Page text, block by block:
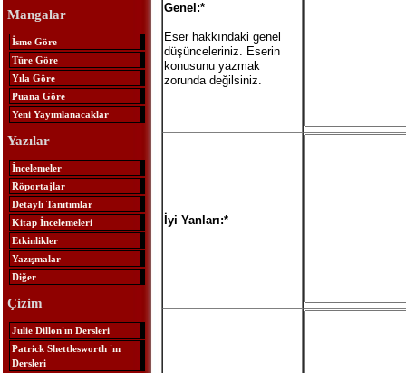
Mangalar
İsme Göre
Türe Göre
Yıla Göre
Puana Göre
Yeni Yayımlanacaklar
Yazılar
İncelemeler
Röportajlar
Detaylı Tanıtımlar
Kitap İncelemeleri
Etkinlikler
Yazışmalar
Diğer
Çizim
Julie Dillon'ın Dersleri
Patrick Shettlesworth 'ın
Dersleri
Genel:*
Eser hakkındaki genel
düşünceleriniz. Eserin
konusunu yazmak
zorunda değilsiniz.
İyi Yanları:*